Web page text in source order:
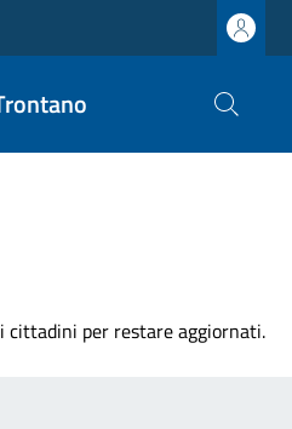
cittadini per restare aggiornati.